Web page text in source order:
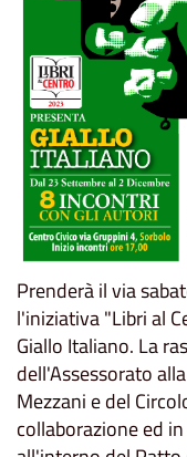
Prenderà il via
l'iniziativa "Libri al
Giallo Italiano. La
dell'Assessorato
Mezzani e del
collaborazione ed